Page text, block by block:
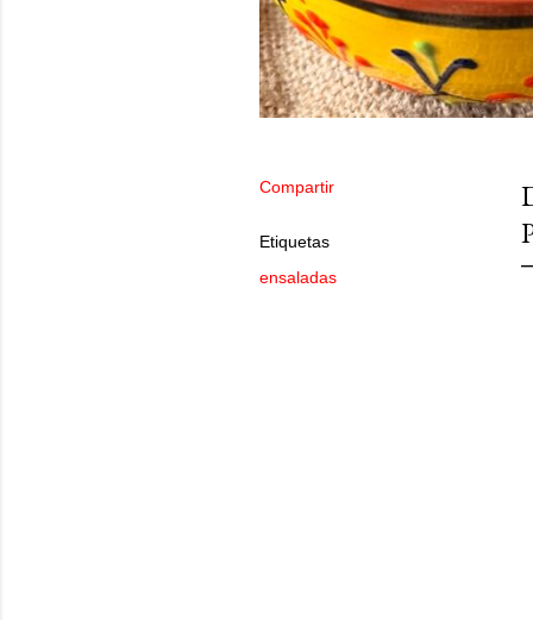
Compartir
Etiquetas
ensaladas